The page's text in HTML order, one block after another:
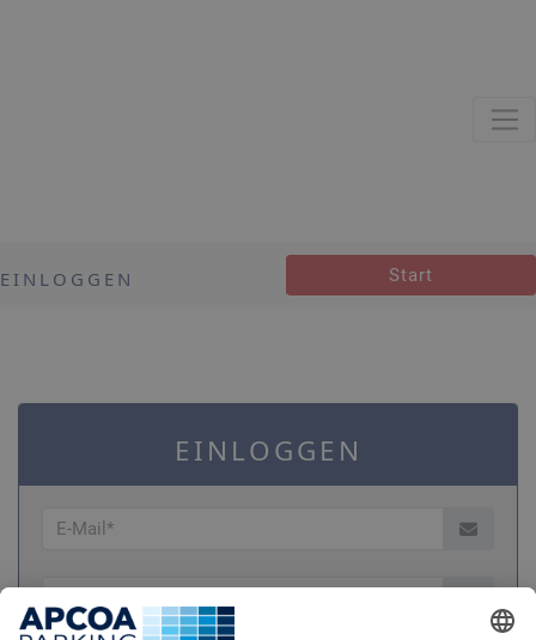
EINLOGGEN Start
EINLOGGEN